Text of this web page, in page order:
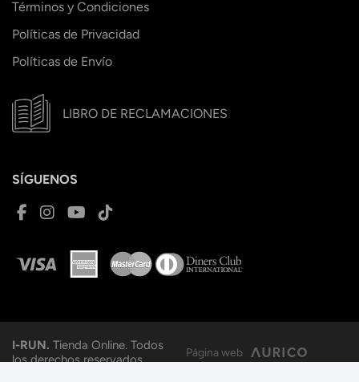
Términos y Condiciones
Políticas de Privacidad
Políticas de Envío
LIBRO DE RECLAMACIONES
SÍGUENOS
I-RUN. Tienda Online. Todos
los derechos reservados.
Página web